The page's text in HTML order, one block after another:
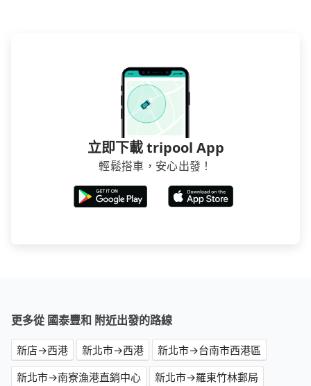
立即下載 tripool App
輕鬆搭車，安心出發！
更多從 國泰豐和 附近出發的路線
新店→西港 新北市→西港
新北市→台南市西港區
新北市→南寮漁港直銷中心
新北市→羅東竹林郵局